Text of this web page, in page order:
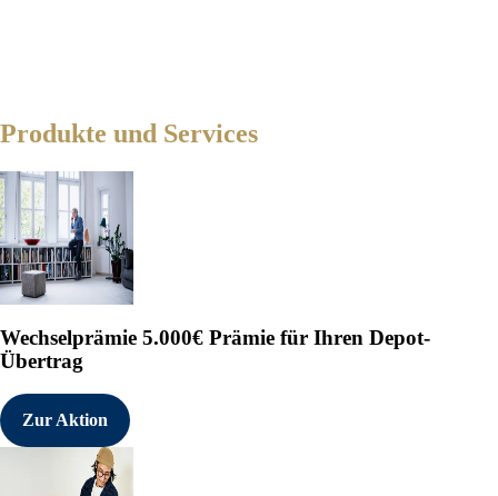
Produkte und Services
Wechselprämie 5.000€ Prämie für Ihren Depot-
Übertrag
Zur Aktion